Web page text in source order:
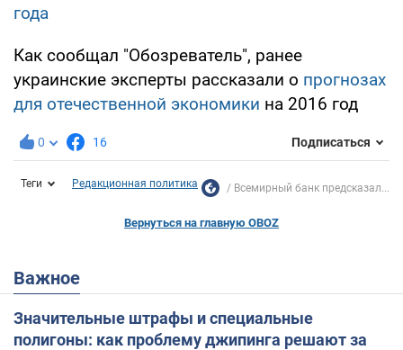
года
Как сообщал "Обозреватель", ранее
украинские эксперты рассказали о прогнозах
для отечественной экономики на 2016 год
0 16 Подписаться
Теги Редакционная политика Всемирный банк предсказал...
Вернуться на главную OBOZ
Важное
Значительные штрафы и специальные
полигоны: как проблему джипинга решают за